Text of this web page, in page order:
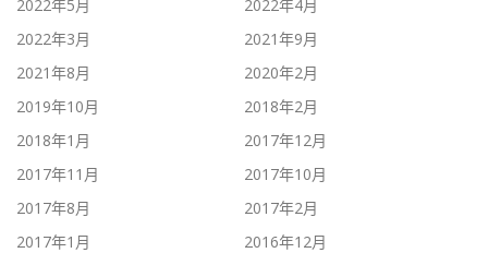
2022年5月
2022年4月
2022年3月
2021年9月
2021年8月
2020年2月
2019年10月
2018年2月
2018年1月
2017年12月
2017年11月
2017年10月
2017年8月
2017年2月
2017年1月
2016年12月